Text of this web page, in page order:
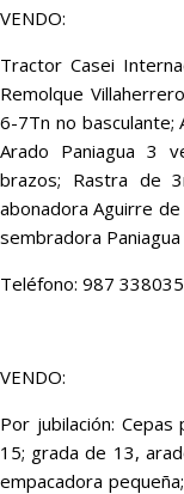
VENDO:
Tractor Casei
Remolque
6-7Tn no basculante;
Arado Paniagua 3
brazos; Rastra de
abonadora Aguirre de
sembradora
Teléfono: 987
VENDO:
Por jubilación:
15; grada de 13,
empacadora